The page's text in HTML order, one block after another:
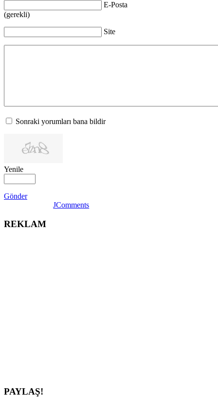
E-Posta
(gerekli)
Site
Sonraki yorumları bana bildir
Yenile
Gönder
JComments
REKLAM
PAYLAŞ!